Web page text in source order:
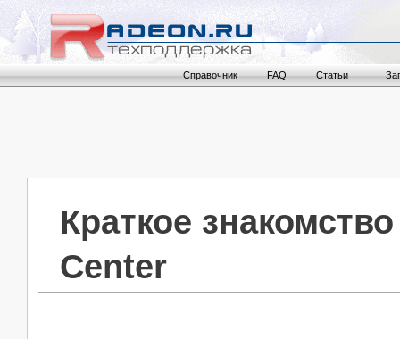
Справочник FAQ Статьи
Краткое
Center